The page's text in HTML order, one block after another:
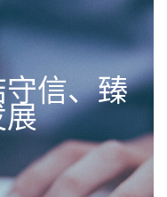
信、臻